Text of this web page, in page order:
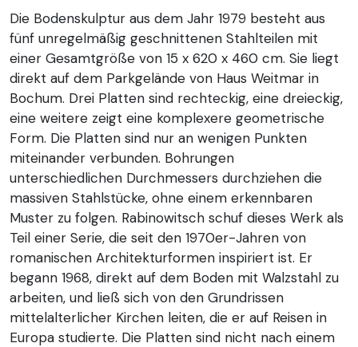
Die Bodenskulptur aus dem Jahr 1979 besteht aus
fünf unregelmäßig geschnittenen Stahlteilen mit
einer Gesamtgröße von 15 x 620 x 460 cm. Sie liegt
direkt auf dem Parkgelände von Haus Weitmar in
Bochum. Drei Platten sind rechteckig, eine dreieckig,
eine weitere zeigt eine komplexere geometrische
Form. Die Platten sind nur an wenigen Punkten
miteinander verbunden. Bohrungen
unterschiedlichen Durchmessers durchziehen die
massiven Stahlstücke, ohne einem erkennbaren
Muster zu folgen. Rabinowitsch schuf dieses Werk als
Teil einer Serie, die seit den 1970er-Jahren von
romanischen Architekturformen inspiriert ist. Er
begann 1968, direkt auf dem Boden mit Walzstahl zu
arbeiten, und ließ sich von den Grundrissen
mittelalterlicher Kirchen leiten, die er auf Reisen in
Europa studierte. Die Platten sind nicht nach einem